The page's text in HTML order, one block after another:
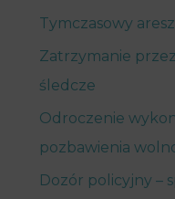
Tymczasowy
Zatrzymanie
śledcze
Odroczenie
pozbawienia
Dozór policyjny –